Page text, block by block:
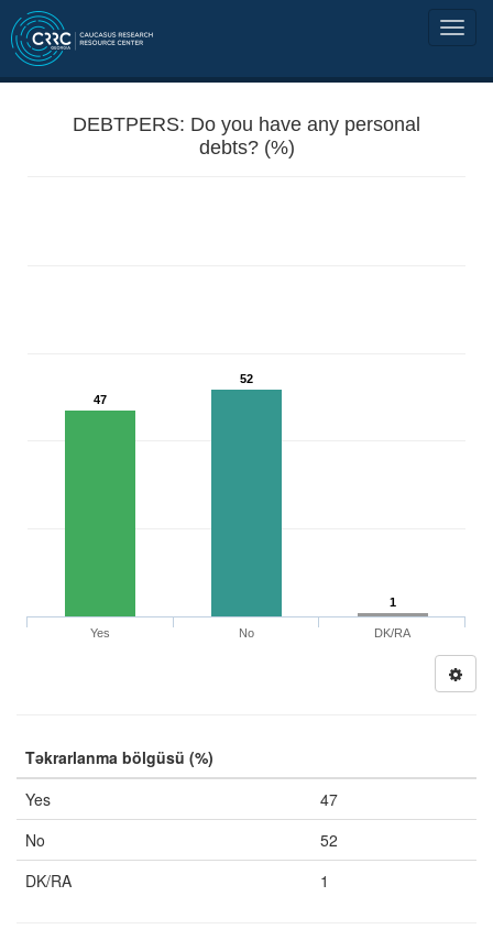
DEBTPERS: Do you have any personal
debts? (%)
47
52
1
Yes No DK/RA
Təkrarlanma bölgüsü (%)
Yes
47
No
52
DK/RA
1